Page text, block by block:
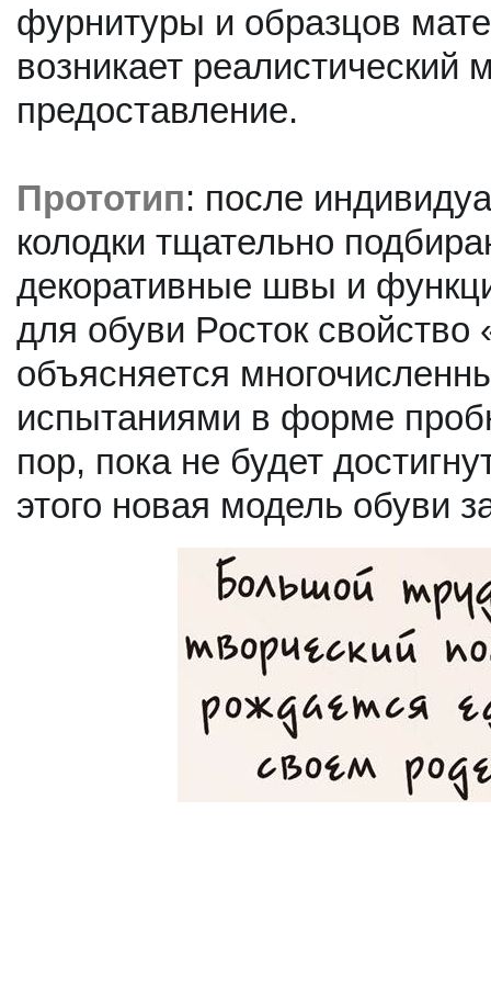
фурнитуры и образцов
возникает
предоставление.
Прототип: после
колодки тщательно
декоративные швы и
для обуви Росток свойство
объясняется
испытаниями в форме
пор, пока не будет
этого новая модель обуви